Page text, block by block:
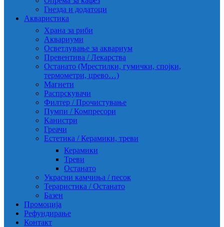
Гнезда и додатоци
Акваристика
Храна за риби
Аквариуми
Осветлување за аквариум
Превентива / Лекарства
Останато (Мрестилки, гумички, спојки,
термометри, црево…)
Магнети
Распрскувачи
Филтер / Прочистување
Пумпи / Компресори
Канистри
Греачи
Естетика / Керамики, треви
Керамики
Треви
Останато
Украсни камчиња / песок
Тераристика / Останато
Базен
Промоција
Рефундирање
Контакт